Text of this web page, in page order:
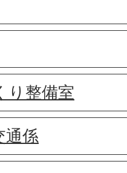
り整備室
通係